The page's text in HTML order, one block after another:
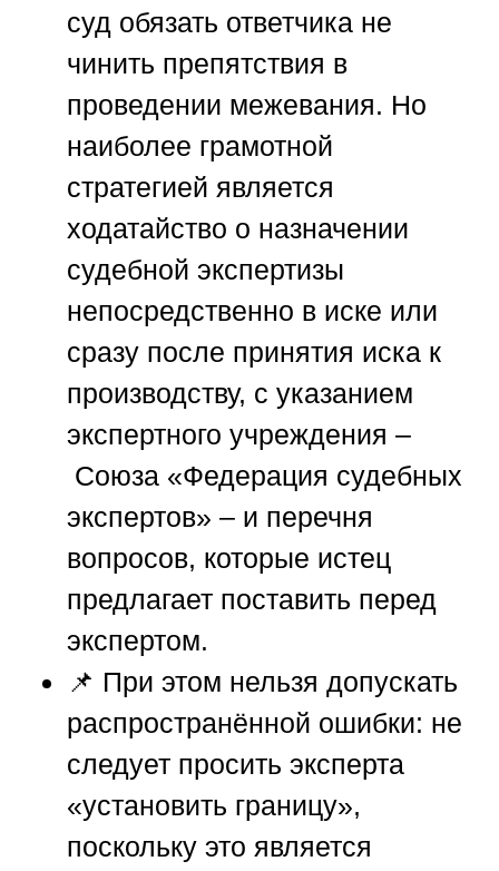
суд обязать ответчика не
чинить препятствия в
проведении межевания. Но
наиболее грамотной
стратегией является
ходатайство о назначении
судебной экспертизы
непосредственно в иске или
сразу после принятия иска к
производству, с указанием
экспертного учреждения –
Союза «Федерация судебных
экспертов» – и перечня
вопросов, которые истец
предлагает поставить перед
экспертом.
📌 При этом нельзя допускать
распространённой ошибки: не
следует просить эксперта
«установить границу»,
поскольку это является